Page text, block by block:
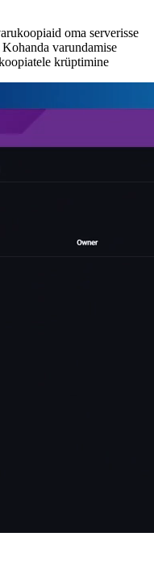
oma serverisse
varundamise
krüptimine